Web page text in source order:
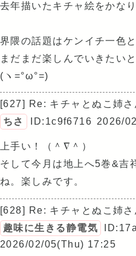
去年描いたキチャ絵をかな
界隈の話題はケンイチ一色
まだまだ楽しんでいきたい
(ヽ=°ω°=)
[627] Re: キチャとぬこ姉さ
ちさ
ID:1c9f6716 2026/
上手い！（＾∇＾）
そして今月は地上へ5巻&吉
ね。楽しみです。
[628] Re: キチャとぬこ姉さ
趣味に生きる静電気
2026/02/05(Thu) 17:25